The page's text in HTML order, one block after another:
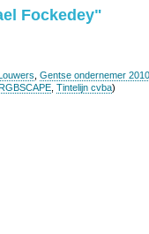
Fockedey"
Gentse ondernemer 2010
Tintelijn cvba)